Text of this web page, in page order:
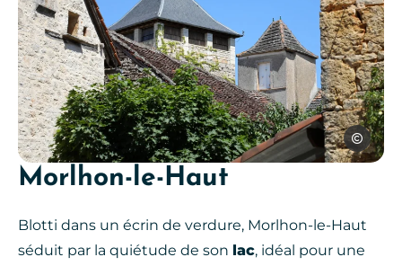
Montsalès, © Jerome Morel
Jerome
Morlhon-le-Haut
Blotti dans un écrin de verdure, Morlhon-le-Haut
séduit par la quiétude de son lac, idéal pour une